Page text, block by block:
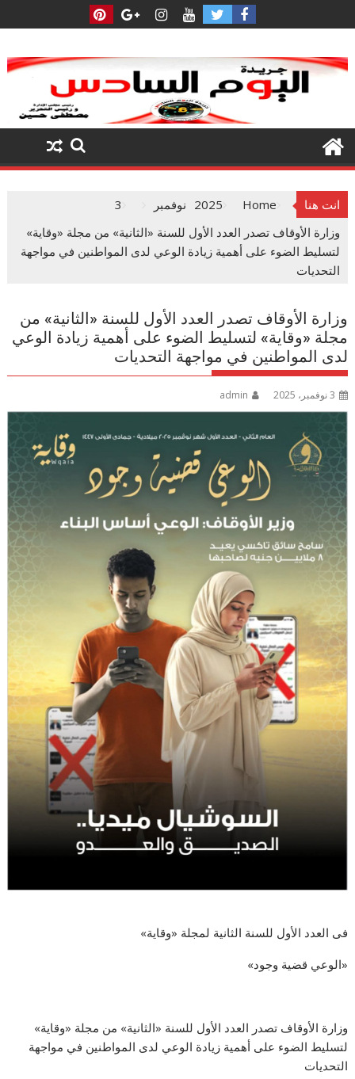
to
انت هنا Home
2025 نوفمبر
3
وزارة الأوقاف تصدر العدد الأول للسنة «الثانية» من مجلة «وقاية»
لتسليط الضوء على أهمية زيادة الوعي لدى المواطنين في مواجهة
التحديات
وزارة الأوقاف تصدر العدد الأول للسنة «الثانية» من
مجلة «وقاية» لتسليط الضوء على أهمية زيادة الوعي
لدى المواطنين في مواجهة التحديات
3 نوفمبر، 2025 admin
فى العدد الأول للسنة الثانية لمجلة «وقاية»
«الوعي قضية وجود»
وزارة الأوقاف تصدر العدد الأول للسنة «الثانية» من مجلة «وقاية»
لتسليط الضوء على أهمية زيادة الوعي لدى المواطنين في مواجهة
التحديات